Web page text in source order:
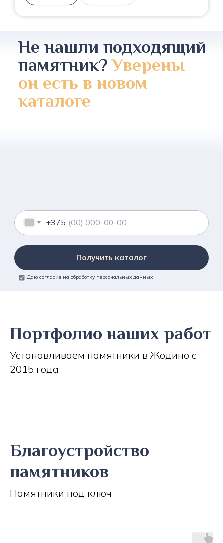
Не нашли подходящий
памятник?Уверены
он есть в новом
каталоге
+375
Получить каталог
Даю согласие на обработку персональных данных
Портфолио наших работ
Устанавливаем памятники в Жодино с
2015 года
Благоустройство
памятников
Памятники под ключ